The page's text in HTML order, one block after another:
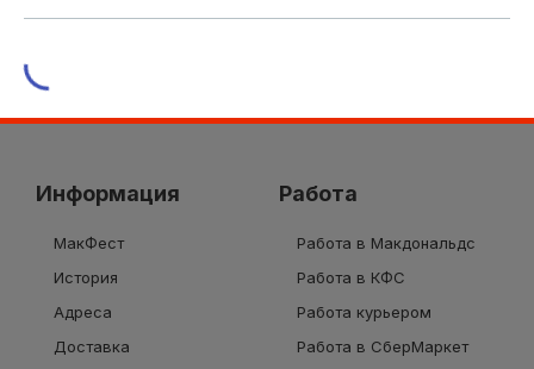
Информация
МакФест
История
Адреса
Доставка
Работа
Работа в Макдональдс
Работа в КФС
Работа курьером
Работа в СберМаркет